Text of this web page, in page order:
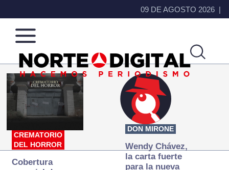
09 DE AGOSTO 2026
Norte
de
Ciudad
Más
que
noticias,
hacemos periodismo
CREMATORIO
DEL HORROR
Cobertura
DON MIRONE
Wendy Chávez,
la carta fuerte
para la nueva